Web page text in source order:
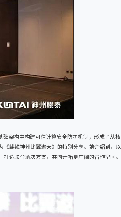
架构中构建可信计算安全防护机制，形成了从核
麒麟神州比翼遨天》的特别分享。她介绍到，以
造联合解决方案，共同开拓更广阔的合作空间。